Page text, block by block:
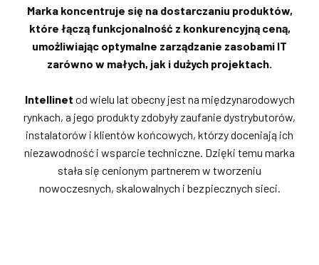
Marka koncentruje się na dostarczaniu produktów,
które łączą funkcjonalność z konkurencyjną ceną,
umożliwiając optymalne zarządzanie zasobami IT
zarówno w małych, jak i dużych projektach.
Intellinet od wielu lat obecny jest na międzynarodowych
rynkach, a jego produkty zdobyły zaufanie dystrybutorów,
instalatorów i klientów końcowych, którzy doceniają ich
niezawodność i wsparcie techniczne. Dzięki temu marka
stała się cenionym partnerem w tworzeniu
nowoczesnych, skalowalnych i bezpiecznych sieci.